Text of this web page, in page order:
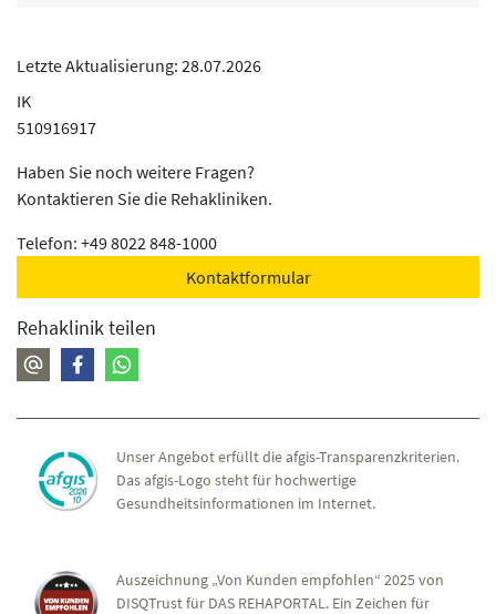
Letzte Aktualisierung: 28.07.2026
Rehaklinik teilen
IK
510916917
Haben Sie noch weitere Fragen?
Kontaktieren Sie die Rehakliniken.
Telefon: +49 8022 848-1000
Kontaktformular
Unser Angebot erfüllt die afgis-Transparenzkriterien.
Das afgis-Logo steht für hochwertige
Gesundheitsinformationen im Internet.
Auszeichnung „Von Kunden empfohlen“ 2025 von
DISQTrust für DAS REHAPORTAL. Ein Zeichen für